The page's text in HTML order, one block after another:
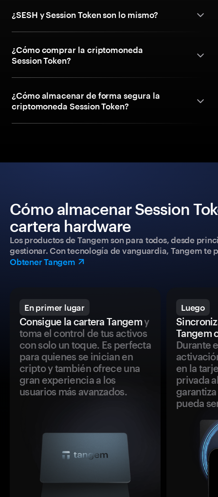
¿SESH y Session Token son lo mismo?
¿Cómo comprar la criptomoneda
Session Token?
¿Cómo almacenar de forma segura la
criptomoneda Session Token?
Cómo almacenar Session
cartera hardware
Los productos de Tangem son para todos, desde
gestionar. Con tecnología de vanguardia, Tangem
Obtener Tangem
En primer lugar
Consigue la cartera Tangemy
toma el control de tus activos
con solo un toque. Es perfecta
para quienes se inician en
cripto y también ofrece una
gran experiencia a los
usuarios más avanzados.
Luego
Tangem
Durante
en la
privada
pueda